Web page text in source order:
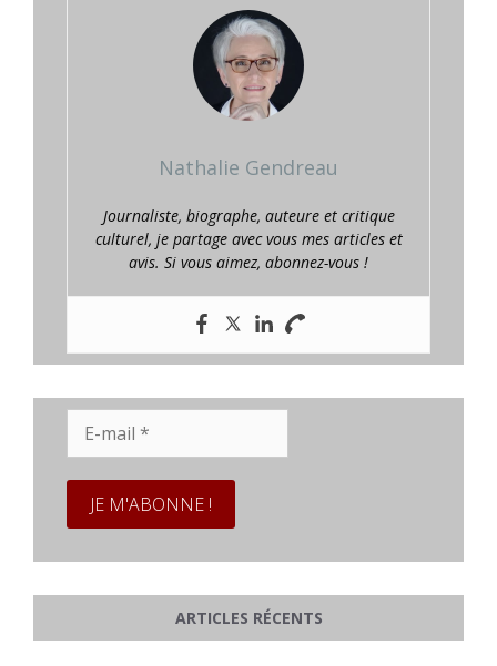
Nathalie Gendreau
Journaliste, biographe, auteure et critique
culturel, je partage avec vous mes articles et
avis. Si vous aimez, abonnez-vous !
mail
ARTICLES RÉCENTS